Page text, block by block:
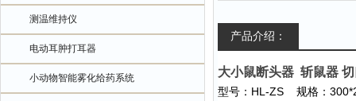
测温维持仪
电动耳肿打耳器
小动物智能雾化给药系统
产品介绍：
大小鼠断头器 斩鼠器
型号： HL-ZS 规格：